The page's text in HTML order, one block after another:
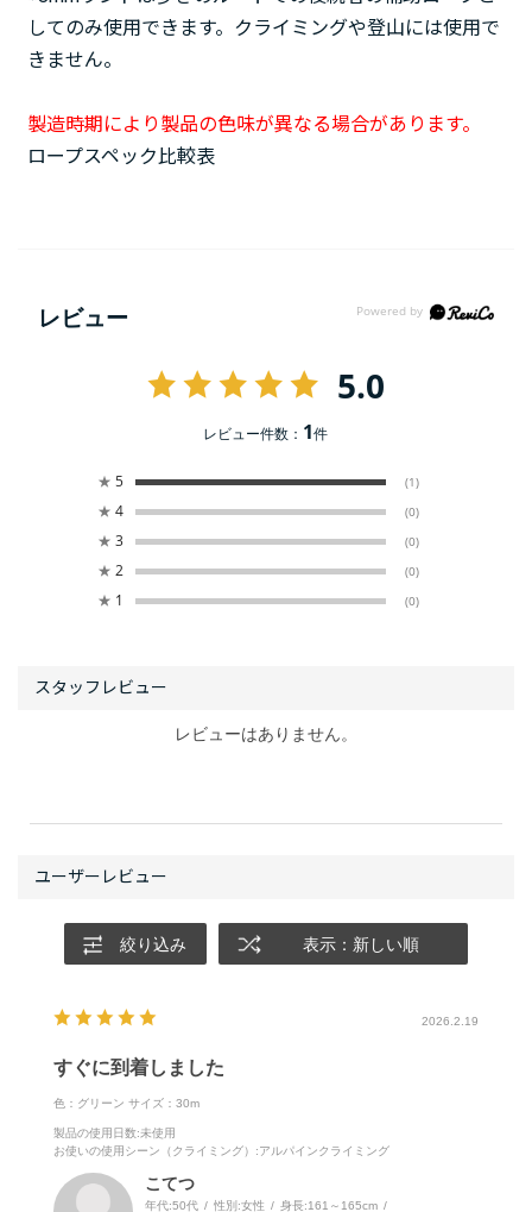
してのみ使用できます。クライミングや登山には使用で
きません。
製造時期により製品の色味が異なる場合があります。
ロープスペック比較表
レビュー
5.0
レビュー件数： 1件
★ 5 (1)
★ 4 (0)
★ 3 (0)
★ 2 (0)
★ 1 (0)
絞り込み 表示：新しい順
2026.2.19
すぐに到着しました
色：グリーン サイズ：30m
製品の使用日数:未使用
お使いの使用シーン（クライミング） :アルパインクライミング
こてつ
年代:50代 性別:女性 身長:161～165cm
レビューはありません。